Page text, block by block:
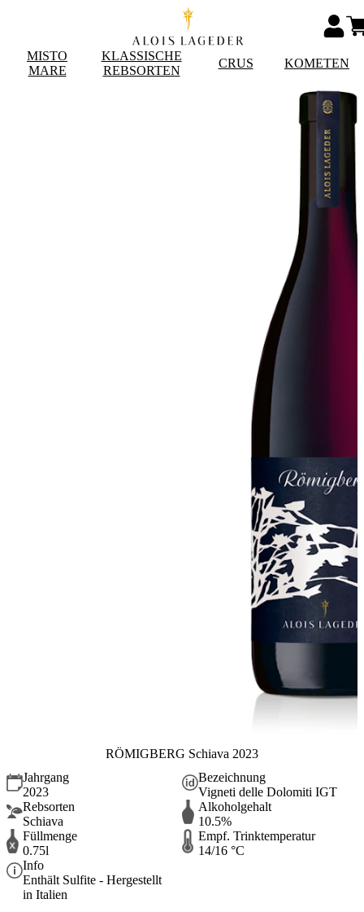
MISTO
MARE
KLASSISCHE
REBSORTEN
CRUS KOMETEN
RÖMIGBERG Schiava 2023
Jahrgang
2023
Bezeichnung
Vigneti delle Dolomiti IGT
Rebsorten
Schiava
Alkoholgehalt
10.5%
Füllmenge
0.75l
Empf. Trinktemperatur
14/16 °C
Info
Enthält Sulfite - Hergestellt
in Italien